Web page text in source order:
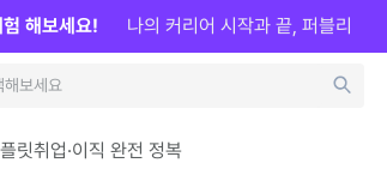
릿취업·이직 완전 정복
해보세요! 나의 커리어 시작과 끝, 퍼블리